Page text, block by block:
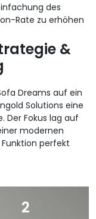
des
Rate zu erhöhen
&
Dreams auf ein
Solutions eine
Fokus lag auf
modernen
perfekt
2